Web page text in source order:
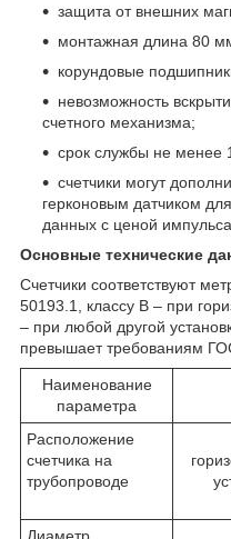
защита от внешних
монтажная длина 80
корундовые
невозможность
счетного механизма;
срок службы не менее
счетчики могут
герконовым датчиком
данных с ценой
Основные технические
Счетчики соответствуют
50193.1, классу В – при
– при любой другой
превышает требованиям
Наименование
параметра
Расположение
счетчика на
трубопроводе
Диаметр